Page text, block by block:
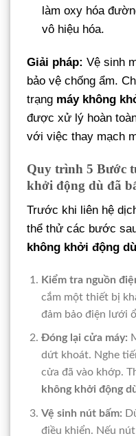
làm oxy hóa
vô hiệu hóa.
Giải pháp: Vệ sinh
bảo vệ chống ẩm.
trạng máy không
được xử lý hoàn
với việc thay mạch
Quy trình 5 Bước
khởi động dù đã
Trước khi liên hệ
thể thử các bước
không khởi động
Kiểm tra nguồn
cắm một thiết bị
đảm bảo điện lưới
Đóng lại cửa máy:
dứt khoát. Nghe
cửa đã vào khớp.
không khởi động
Vệ sinh nút bấm:
điều khiển. Nếu